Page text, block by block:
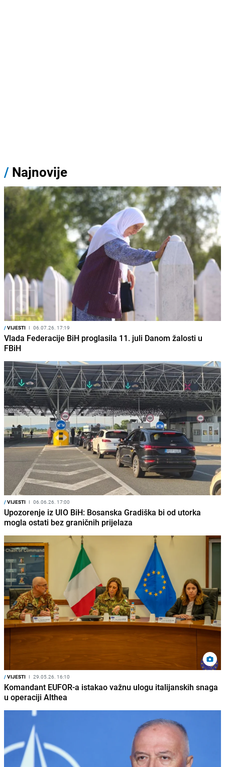
/ Najnovije
/VIJESTI I 06.07.26. 17:19
Vlada Federacije BiH proglasila 11. juli Danom žalosti u
FBiH
/VIJESTI I 06.06.26. 17:00
Upozorenje iz UIO BiH: Bosanska Gradiška bi od utorka
mogla ostati bez graničnih prijelaza
/VIJESTI I 29.05.26. 16:10
Komandant EUFOR-a istakao važnu ulogu italijanskih snaga
u operaciji Althea